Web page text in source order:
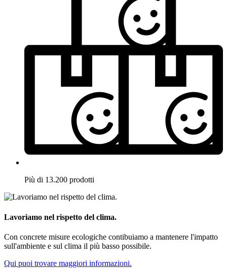
Più di 13.200 prodotti
Lavoriamo nel rispetto del clima.
Con concrete misure ecologiche contibuiamo a mantenere l'impatto
sull'ambiente e sul clima il più basso possibile.
Qui puoi trovare maggiori informazioni.